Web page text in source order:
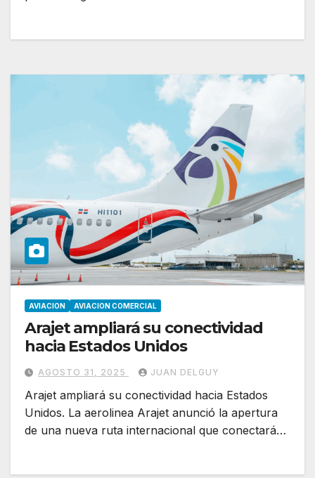
AVIACION AVIACION COMERCIAL
Arajet ampliará su conectividad
hacia Estados Unidos
AGOSTO 31, 2025 JUAN DELGUY
Arajet ampliará su conectividad hacia Estados
Unidos. La aerolinea Arajet anunció la apertura
de una nueva ruta internacional que conectará…